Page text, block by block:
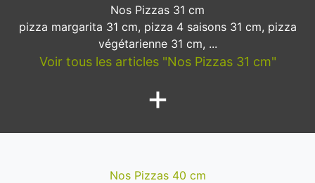
Nos Pizzas 31 cm
pizza margarita 31 cm, pizza 4 saisons 31 cm, pizza
végétarienne 31 cm, ...
Voir tous les articles "Nos Pizzas 31 cm"
+
Nos Pizzas 40 cm